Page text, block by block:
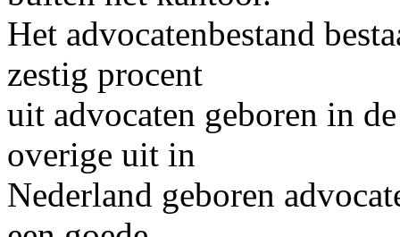
Het advocatenbestand
zestig procent
uit advocaten geboren in
overige uit in
Nederland geboren